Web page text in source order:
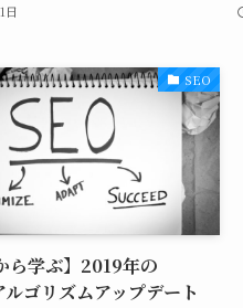
日
SEO
ら学ぶ】2019年の
ゴリズムアップデート